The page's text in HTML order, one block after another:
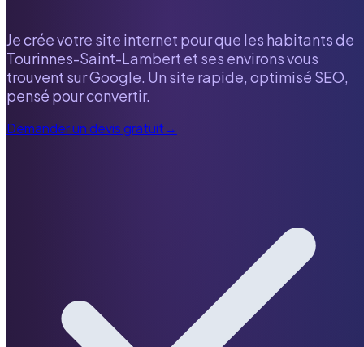
Je crée votre site internet pour que les habitants de
Tourinnes-Saint-Lambert et ses environs vous
trouvent sur Google. Un site rapide, optimisé SEO,
pensé pour convertir.
Demander un devis gratuit→